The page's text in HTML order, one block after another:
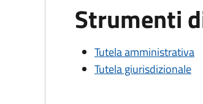
Strumenti
Tutela amministrativa
Tutela giurisdizionale